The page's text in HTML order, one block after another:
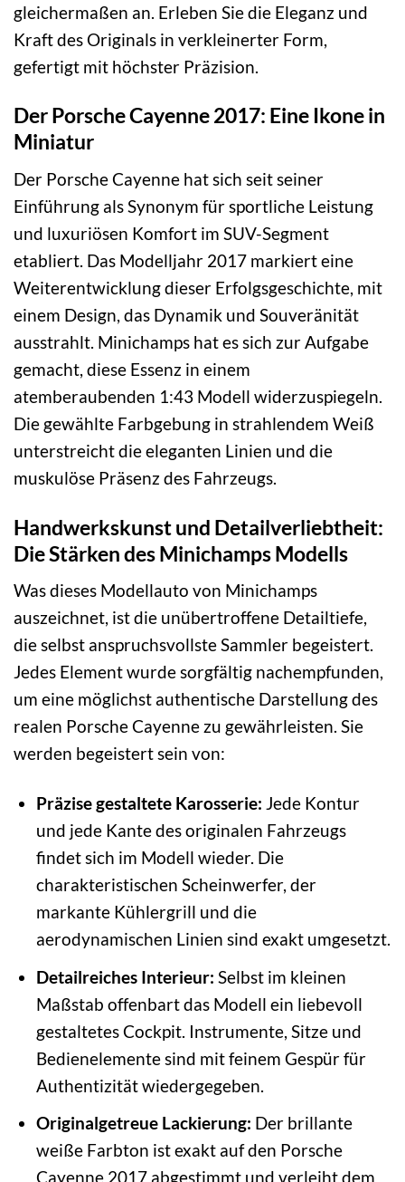
gleichermaßen an. Erleben Sie die Eleganz und
Kraft des Originals in verkleinerter Form,
gefertigt mit höchster Präzision.
Der Porsche Cayenne 2017: Eine Ikone in
Miniatur
Der Porsche Cayenne hat sich seit seiner
Einführung als Synonym für sportliche Leistung
und luxuriösen Komfort im SUV-Segment
etabliert. Das Modelljahr 2017 markiert eine
Weiterentwicklung dieser Erfolgsgeschichte, mit
einem Design, das Dynamik und Souveränität
ausstrahlt. Minichamps hat es sich zur Aufgabe
gemacht, diese Essenz in einem
atemberaubenden 1:43 Modell widerzuspiegeln.
Die gewählte Farbgebung in strahlendem Weiß
unterstreicht die eleganten Linien und die
muskulöse Präsenz des Fahrzeugs.
Handwerkskunst und Detailverliebtheit:
Die Stärken des Minichamps Modells
Was dieses Modellauto von Minichamps
auszeichnet, ist die unübertroffene Detailtiefe,
die selbst anspruchsvollste Sammler begeistert.
Jedes Element wurde sorgfältig nachempfunden,
um eine möglichst authentische Darstellung des
realen Porsche Cayenne zu gewährleisten. Sie
werden begeistert sein von:
Präzise gestaltete Karosserie: Jede Kontur
und jede Kante des originalen Fahrzeugs
findet sich im Modell wieder. Die
charakteristischen Scheinwerfer, der
markante Kühlergrill und die
aerodynamischen Linien sind exakt umgesetzt.
Detailreiches Interieur: Selbst im kleinen
Maßstab offenbart das Modell ein liebevoll
gestaltetes Cockpit. Instrumente, Sitze und
Bedienelemente sind mit feinem Gespür für
Authentizität wiedergegeben.
Originalgetreue Lackierung: Der brillante
weiße Farbton ist exakt auf den Porsche
Cayenne 2017 abgestimmt und verleiht dem